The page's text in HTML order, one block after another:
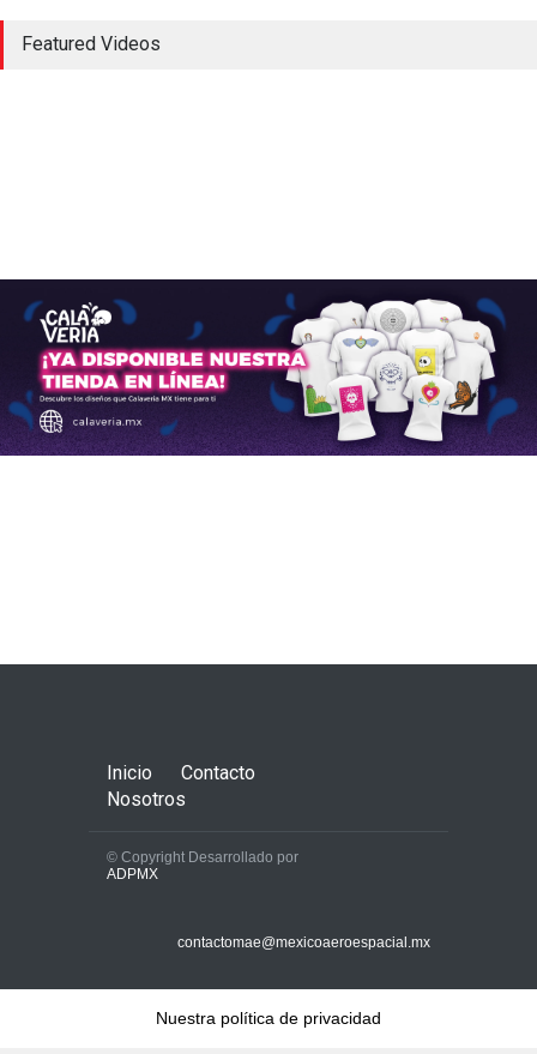
estado de sitio
Featured Videos
Inicio
Contacto
Nosotros
© Copyright Desarrollado por
ADPMX
contactomae@mexicoaeroespacial.mx
Nuestra política de privacidad